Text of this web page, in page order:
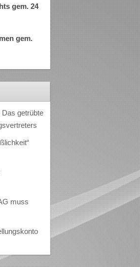
gem. 24
gem.
Das getrübte
muss